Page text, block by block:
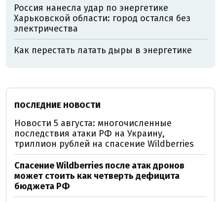
Россия нанесла удар по энергетике
Харьковской области: город остался без
электричества
Как перестать латать дыры в энергетике
ПОСЛЕДНИЕ НОВОСТИ
Новости 5 августа: многочисленные
последствия атаки РФ на Украину,
триллион рублей на спасение Wildberries
Спасение Wildberries после атак дронов
может стоить как четверть дефицита
бюджета РФ